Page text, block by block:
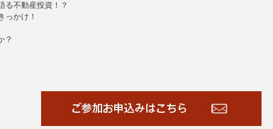
る不動産投資！？
っかけ！
？